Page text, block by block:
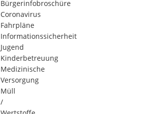
Bürgerinfobroschüre
Coronavirus
Fahrpläne
Informationssicherheit
Jugend
Kinderbetreuung
Medizinische
Versorgung
Müll
/